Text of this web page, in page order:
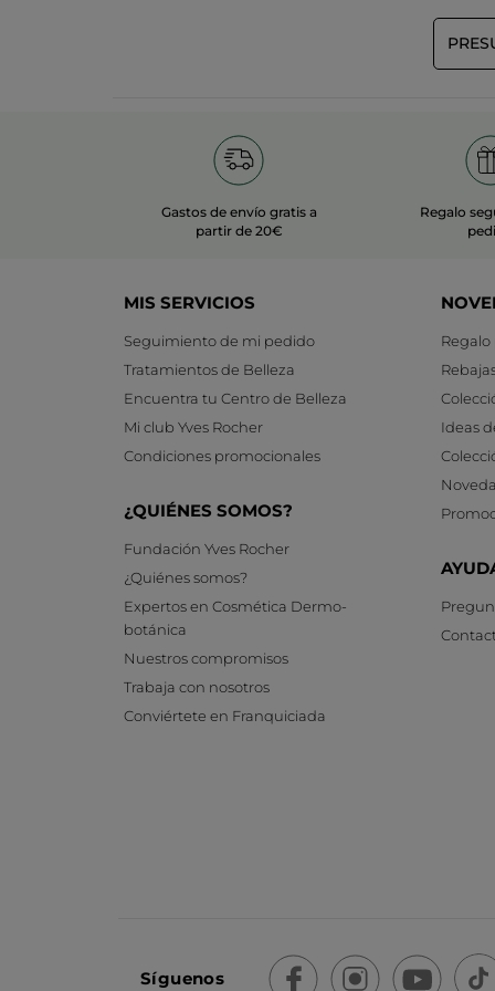
Gastos de envío gratis a
partir de 20€
Regalo
MIS SERVICIOS
Seguimiento de mi pedido
Tratamientos de Belleza
Encuentra tu Centro de Belleza
Mi club Yves Rocher
Condiciones promocionales
¿QUIÉNES SOMOS?
Fundación Yves Rocher
¿Quiénes somos?
Expertos en Cosmética Dermo-
botánica
Nuestros compromisos
Trabaja con nosotros
Conviértete en Franquiciada
Ideas
Síguenos